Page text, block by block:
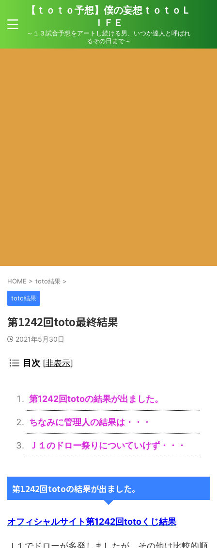
【ｔｏｔｏ予想】僕の妄想ｔｏｔｏＬ
ＩＦＥ
～１３試合予想をアートし続ける男、いつか達人と呼ばれ
るその日まで～
HOME > toto結果 >
toto結果
第1242回toto最終結果
2021年5月30日
目次 [非表示]
第1242回totoの結果が出ました。
ちなみに管理人の結果は・・・
Ｊ１のドロー祭りについていけず・・・
第1242回totoの結果が出ました。
オフィシャルサイト第1242回totoくじ結果
Ｊ１でドローが多発しましたが、その他は比較的順